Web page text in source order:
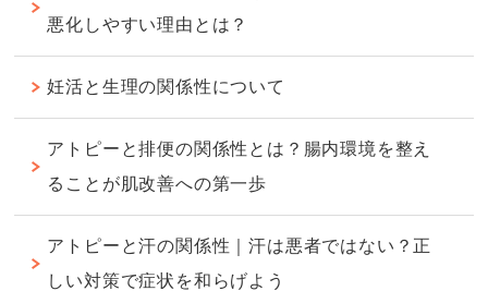
悪化しやすい理由とは？
妊活と生理の関係性について
アトピーと排便の関係性とは？腸内環境を整え
ることが肌改善への第一歩
アトピーと汗の関係性｜汗は悪者ではない？正
しい対策で症状を和らげよう